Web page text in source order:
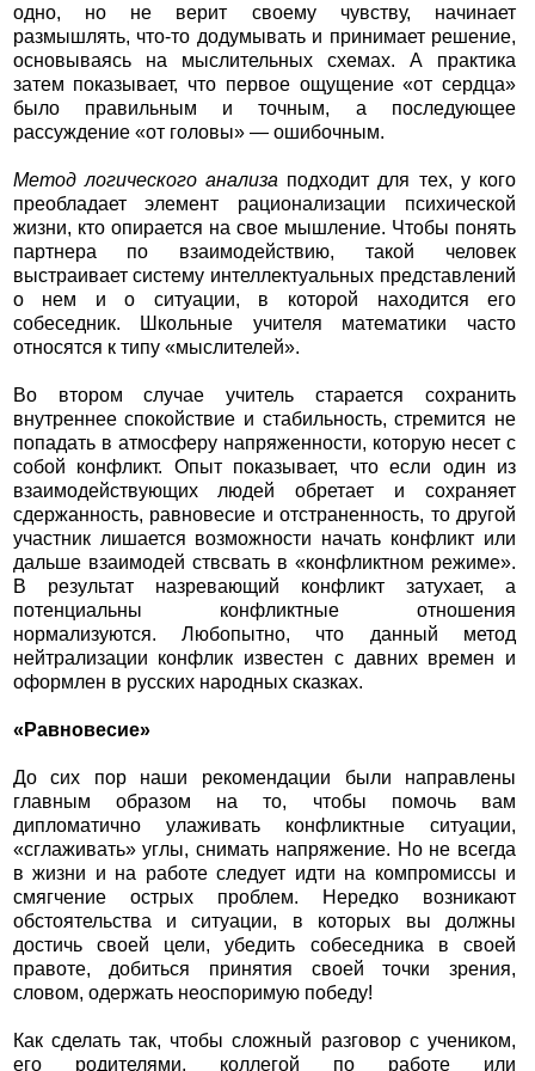
одно, но не верит своему чувству, начинает
размышлять, что-то додумывать и принимает решение,
основываясь на мыслительных схемах. А практика
затем показывает, что первое ощущение «от сердца»
было правильным и точным, а последующее
рассуждение «от головы» — ошибочным.
Метод логического анализа подходит для тех, у кого
преобладает элемент рационализации психической
жизни, кто опирается на свое мышление. Чтобы понять
партнера по взаимодействию, такой человек
выстраивает систему интеллектуальных представлений
о нем и о ситуации, в которой находится его
собеседник. Школьные учителя математики часто
относятся к типу «мыслителей».
Во втором случае учитель старается сохранить
внутреннее спокойствие и стабильность, стремится не
попадать в атмосферу напряженности, которую несет с
собой конфликт. Опыт показывает, что если один из
взаимодействующих людей обретает и сохраняет
сдержанность, равновесие и отстраненность, то другой
участник лишается возможности начать конфликт или
дальше взаимодей ствсвать в «конфликтном режиме».
В результат назревающий конфликт затухает, а
потенциальны конфликтные отношения
нормализуются. Любопытно, что данный метод
нейтрализации конфлик известен с давних времен и
оформлен в русских народных сказках.
«Равновесие»
До сих пор наши рекомендации были направлены
главным образом на то, чтобы помочь вам
дипломатично улаживать конфликтные ситуации,
«сглаживать» углы, снимать напряжение. Но не всегда
в жизни и на работе следует идти на компромиссы и
смягчение острых проблем. Нередко возникают
обстоятельства и ситуации, в которых вы должны
достичь своей цели, убедить собеседника в своей
правоте, добиться принятия своей точки зрения,
словом, одержать неоспоримую победу!
Как сделать так, чтобы сложный разговор с учеником,
его родителями, коллегой по работе или